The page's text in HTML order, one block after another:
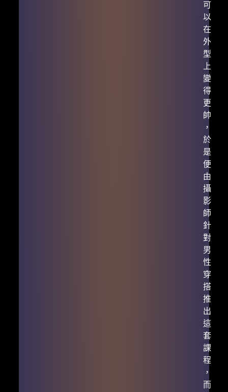
可
以
在
外
型
上
變
得
更
帥
，
於
是
便
由
攝
影
師
針
對
男
性
穿
搭
推
出
這
套
課
程
，
而